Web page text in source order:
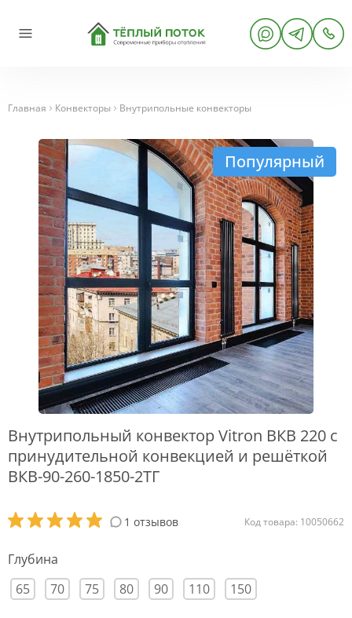
Главная Конвекторы Внутрипольные конвекторы
Популярный
Внутрипольный конвектор Vitron ВКВ 220 с
принудительной конвекцией и решёткой
ВКВ-90-260-1850-2ТГ
1 отзывов Код товара: 10050662
Глубина
65
70 75 80 90 110 150